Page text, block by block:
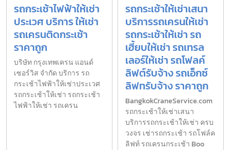
รถกระเช้าไฟฟ้าให้เช่า
ประเวศ บริการ ให้เช่า
รถเครนติดกระเช้า
ราคาถูก
บริษัท กรุงเทพเครน แอนด์
เซอร์วิส จำกัด บริการ รถ
กระเช้าไฟฟ้าให้เช่าประเวศ
รถกระเช้าให้เช่า รถกระเช้า
ไฟฟ้าให้เช่า รถเครน
รถกระเช้าให้เช่าเสนา
บริการรถเครนให้เช่า
รถกระเช้าให้เช่า รถ
เฮี้ยบให้เช่า รถเทรล
เลอร์ให้เช่า รถโฟลค์
ลิฟต์รับจ้าง รถเอ็กซ์
ลิฟทรับจ้าง ราคาถูก
BangkokCraneService.com
รถกระเช้าให้เช่าเสนา
บริการรถกระเช้าให้เช่า ครบ
วงจร เช่ารถกระเช้า รถโฟล์ค
ลิฟท์ รถเครนกระเช้า Boo